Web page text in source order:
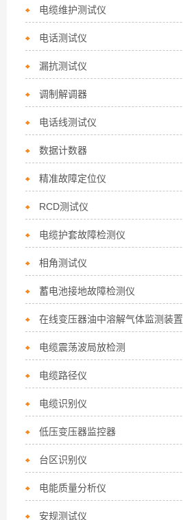
电缆维护测试仪
电话测试仪
漏抗测试仪
调制解调器
电话线测试仪
数据计数器
精准故障定位仪
RCD测试仪
电缆护套故障检测仪
相角测试仪
蓄电池接地故障检测仪
在线变压器油中溶解气体监测装置
电缆震荡波局放检测
电缆路径仪
电缆识别仪
低压变压器监控器
台区识别仪
电能质量分析仪
安规测试仪